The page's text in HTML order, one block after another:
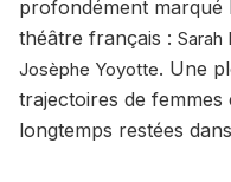
profondément marqué
théâtre français : Sarah
Josèphe Yoyotte. Une
trajectoires de femmes
longtemps restées